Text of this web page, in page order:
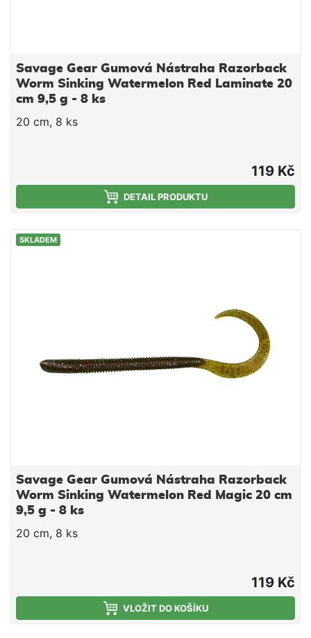
Savage Gear Gumová Nástraha Razorback
Worm Sinking Watermelon Red Laminate 20
cm 9,5 g - 8 ks
20 cm, 8 ks
119 Kč
DETAIL PRODUKTU
SKLADEM
Savage Gear Gumová Nástraha Razorback
Worm Sinking Watermelon Red Magic 20 cm
9,5 g - 8 ks
20 cm, 8 ks
119 Kč
VLOŽIT DO KOŠÍKU